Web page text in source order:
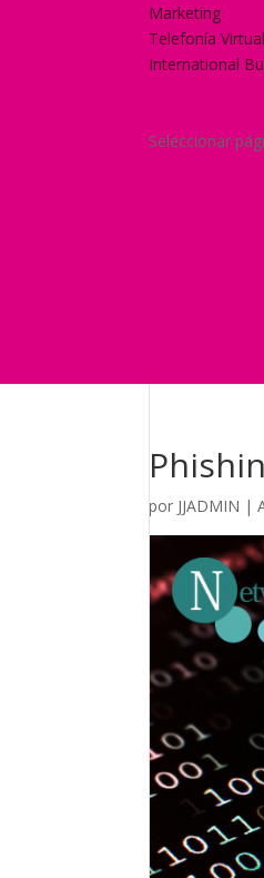
Marketing
Telefonía Virtual
International
Seleccionar
por JJADMIN |